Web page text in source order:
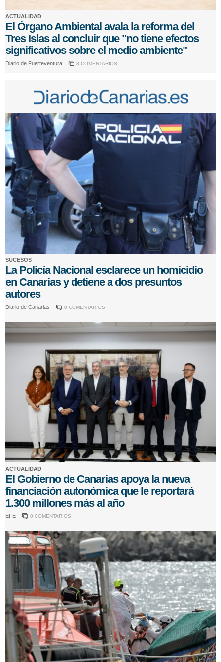
ACTUALIDAD
El Órgano Ambiental avala la reforma del
Tres Islas al concluir que "no tiene efectos
significativos sobre el medio ambiente"
Diario de Fuerteventura 3 COMENTARIOS
SUCESOS
La Policía Nacional esclarece un homicidio
en Canarias y detiene a dos presuntos
autores
Diario de Canarias 0 COMENTARIOS
ACTUALIDAD
El Gobierno de Canarias apoya la nueva
financiación autonómica que le reportará
1.300 millones más al año
EFE 0 COMENTARIOS